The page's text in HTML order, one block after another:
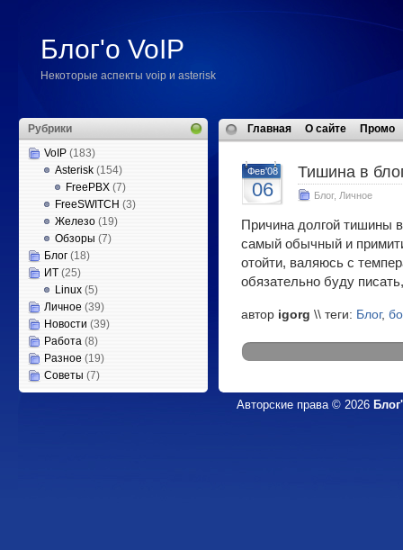
Блог'о VoIP
Некоторые аспекты voip и asterisk
Рубрики
VoIP (183)
Asterisk (154)
FreePBX (7)
FreeSWITCH (3)
Железо (19)
Обзоры (7)
Блог (18)
ИТ (25)
Linux (5)
Личное (39)
Новости (39)
Работа (8)
Разное (19)
Советы (7)
Главная О сайте Промо
Фев'08
06
Тишина в
Блог, Личное
Причина долгой тишины
самый обычный и
отойти, валяюсь с
обязательно буду
автор igorg \\ теги: Блог,
Авторские права © 2026